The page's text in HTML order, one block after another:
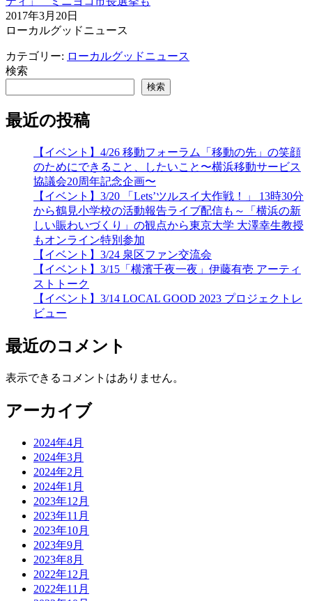
2017年3月20日
ローカルグッドニュース
カテゴリー: ローカルグッドニュース
検索
検索
最近の投稿
【イベント】4/26 移動フォーラム「移動の先」の笑顔
のためにできること、したいこと〜横浜移動サービス
協議会20周年記念企画〜
【イベント】3/20 「Lets’ツルスイ大作戦！」 13時30分
から鶴見小学校の活動報告ライブ配信も～「横浜の新
しい賑わいづくり」の観点から東京大学 大澤幸生教授
もオンライン特別参加
【イベント】3/24 泉区ファン交流会
【イベント】3/15「横濱千夜一夜」伊藤有壱 アーティ
ストトーク
【イベント】3/14 LOCAL GOOD 2023 プロジェクトレ
ビュー
最近のコメント
表示できるコメントはありません。
アーカイブ
2024年4月
2024年3月
2024年2月
2024年1月
2023年12月
2023年11月
2023年10月
2023年9月
2023年8月
2022年12月
2022年11月